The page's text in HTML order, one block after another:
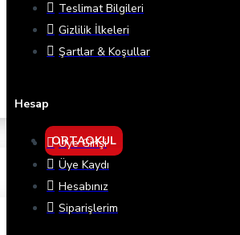
ORTAOKUL
Teslimat Bilgileri
Gizlilik İlkeleri
Şartlar & Koşullar
Hesap
Üye Girişi
Üye Kaydı
Hesabınız
Siparişlerim